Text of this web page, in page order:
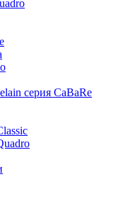
серия CaBaRe